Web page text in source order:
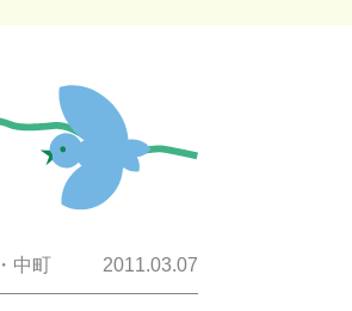
ブ
中町 2011.03.07